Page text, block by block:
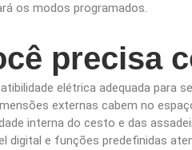
os modos programados.
precisa
elétrica adequada para
externas cabem no
interna do cesto e das
digital e funções predefinidas